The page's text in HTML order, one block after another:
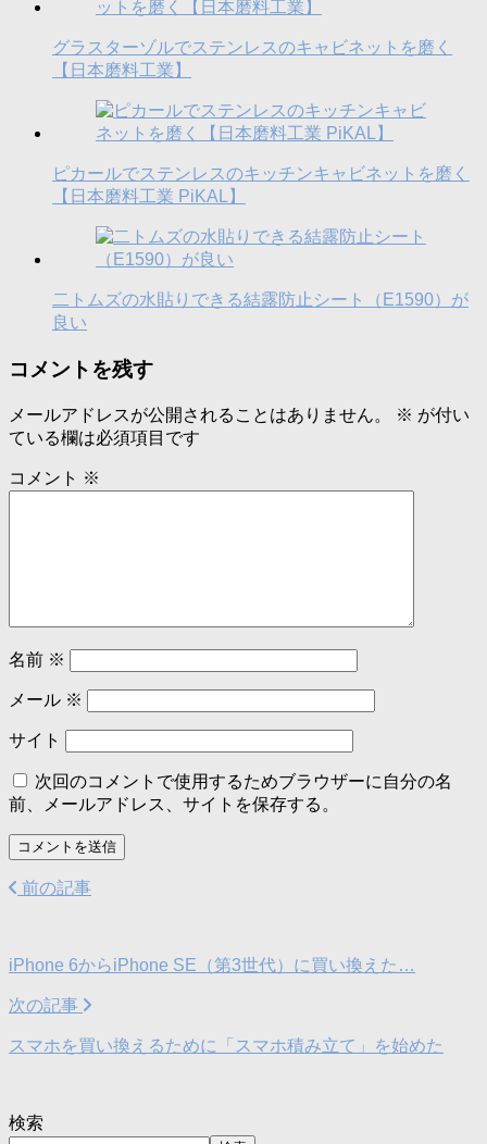
グラスターゾルでステンレスのキャビネットを磨く
【日本磨料工業】
ピカールでステンレスのキッチンキャビネットを磨く
【日本磨料工業 PiKAL】
二トムズの水貼りできる結露防止シート（E1590）が
良い
コメントを残す
メールアドレスが公開されることはありません。 ※ が付い
ている欄は必須項目です
コメント ※
名前 ※
メール ※
サイト
次回のコメントで使用するためブラウザーに自分の名
前、メールアドレス、サイトを保存する。
前の記事
iPhone 6からiPhone SE（第3世代）に買い換えた…
次の記事
スマホを買い換えるために「スマホ積み立て」を始めた
検索